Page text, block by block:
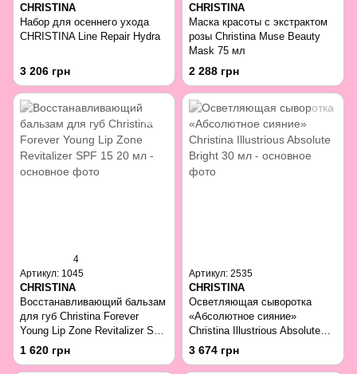
CHRISTINA
Набор для осеннего ухода
CHRISTINA Line Repair Hydra
3 206 грн
CHRISTINA
Маска красоты с экстрактом
розы Christina Muse Beauty
Mask 75 мл
2 288 грн
4
Артикул: 1045
CHRISTINA
Восстанавливающий бальзам
для губ Christina Forever
Young Lip Zone Revitalizer SPF
15 20 мл
1 620 грн
Артикул: 2535
CHRISTINA
Осветляющая сыворотка
«Абсолютное сияние»
Christina Illustrious Absolute
Bright 30 мл
3 674 грн